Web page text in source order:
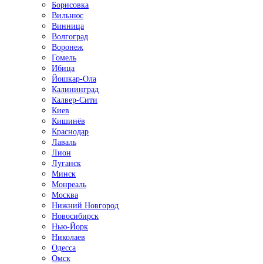
Борисовка
Вильнюс
Винница
Волгоград
Воронеж
Гомель
Ибица
Йошкар-Ола
Калининград
Калвер-Сити
Киев
Кишинёв
Краснодар
Лаваль
Лион
Луганск
Минск
Монреаль
Москва
Нижний Новгород
Новосибирск
Нью-Йорк
Николаев
Одесса
Омск